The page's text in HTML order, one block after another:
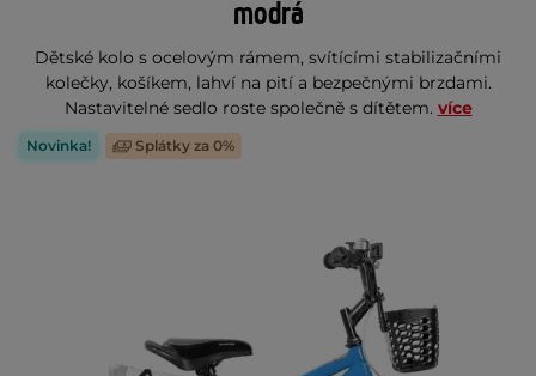
modrá
Dětské kolo s ocelovým rámem, svítícími stabilizačními
kolečky, košíkem, lahví na pití a bezpečnými brzdami.
Nastavitelné sedlo roste společně s dítětem. více
Novinka! Splátky za 0%